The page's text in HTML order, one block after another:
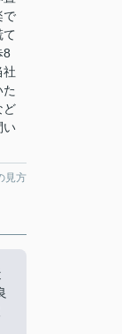
で
て
8
社
ど
い
見方